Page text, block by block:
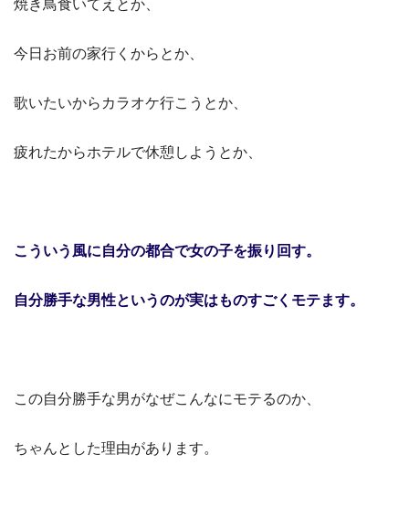
焼き鳥食いてえとか、
今日お前の家行くからとか、
歌いたいからカラオケ行こうとか、
疲れたからホテルで休憩しようとか、
こういう風に自分の都合で女の子を振り回す。
自分勝手な男性というのが実はものすごくモテます。
この自分勝手な男がなぜこんなにモテるのか、
ちゃんとした理由があります。